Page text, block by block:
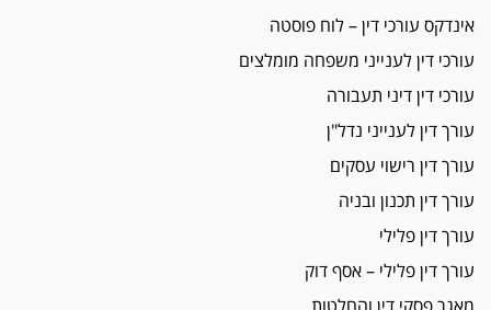
משרות אמון
יו"ר מחוז ת"א משבץ עובדות שלו למינוי דייני בית
הדין למשמעת
האופנוע חזר הביתה
עו"ד גיל פרידמן והרפתקאות אופנוע השטח שלו
הזכות לטנף
זוכה עורך-דין שהשווה את ברק לסינוואר ואת
"הבמות של קפלן" לחמאס
מאסר לעורך הדין
מאסר בפועל לעו"ד מהצפון שהגיש תביעות
פיקטיביות בשם פלסטינים
אינדקס עורכי דין – לוח פוסטה
עורכי דין לענייני משפחה מומלצים
עורכי דין דיני תעבורה
עורך דין לענייני נדל"ן
עורך דין רישוי עסקים
עורך דין תכנון ובניה
עורך דין פלילי
עורך דין פלילי – אסף דוק
מאגר פסקי דין והחלטות